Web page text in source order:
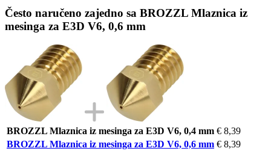
Često naručeno zajedno sa BROZZL Mlaznica iz
mesinga za E3D V6, 0,6 mm
BROZZL Mlaznica iz mesinga za E3D V6, 0,4 mm € 8,39
BROZZL Mlaznica iz mesinga za E3D V6, 0,6 mm € 8,39